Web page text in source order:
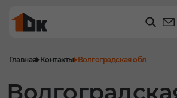
Главная Контакты Волгоградская обл